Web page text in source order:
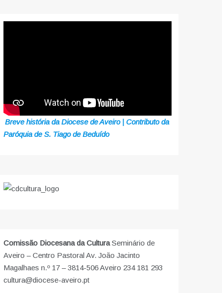
Breve história da Diocese de Aveiro | Contributo da
Paróquia de S. Tiago de Beduído
Comissão Diocesana da CulturaSeminário de
Aveiro – Centro Pastoral Av. João Jacinto
Magalhaes n.º 17 – 3814-506 Aveiro 234 181 293
cultura@diocese-aveiro.pt